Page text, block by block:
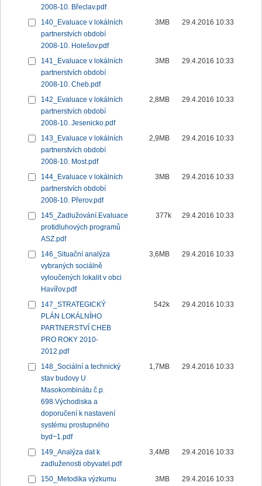
2008-10. Břeclav.pdf
140_Evaluace v lokálních
partnerstvích období
2008-10. Holešov.pdf
3MB 29.4.2016 10:33
141_Evaluace v lokálních
partnerstvích období
2008-10. Cheb.pdf
3MB 29.4.2016 10:33
142_Evaluace v lokálních
partnerstvích období
2008-10. Jesenicko.pdf
2,8MB 29.4.2016 10:33
143_Evaluace v lokálních
partnerstvích období
2008-10. Most.pdf
2,9MB 29.4.2016 10:33
144_Evaluace v lokálních
partnerstvích období
2008-10. Přerov.pdf
3MB 29.4.2016 10:33
145_Zadlužování.Evaluace
protidluhových programů
ASZ.pdf
377k 29.4.2016 10:33
146_Situační analýza
vybraných sociálně
vyloučených lokalit v obci
Havířov.pdf
3,6MB 29.4.2016 10:33
147_STRATEGICKÝ
PLÁN LOKÁLNÍHO
PARTNERSTVÍ CHEB
PRO ROKY 2010-
2012.pdf
542k 29.4.2016 10:33
148_Sociální a technický
stav budovy U
Masokombinátu č.p.
698.Východiska a
doporučení k nastavení
systému prostupného
byd~1.pdf
1,7MB 29.4.2016 10:33
149_Analýza dat k
zadluženosti obyvatel.pdf
3,4MB 29.4.2016 10:33
150_Metodika výzkumu
3MB 29.4.2016 10:33